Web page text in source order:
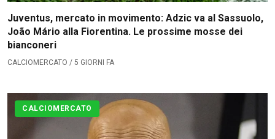
Juventus, mercato in movimento: Adzic va al Sassuolo,
João Mário alla Fiorentina. Le prossime mosse dei
bianconeri
CALCIOMERCATO / 5 GIORNI FA
CALCIOMERCATO